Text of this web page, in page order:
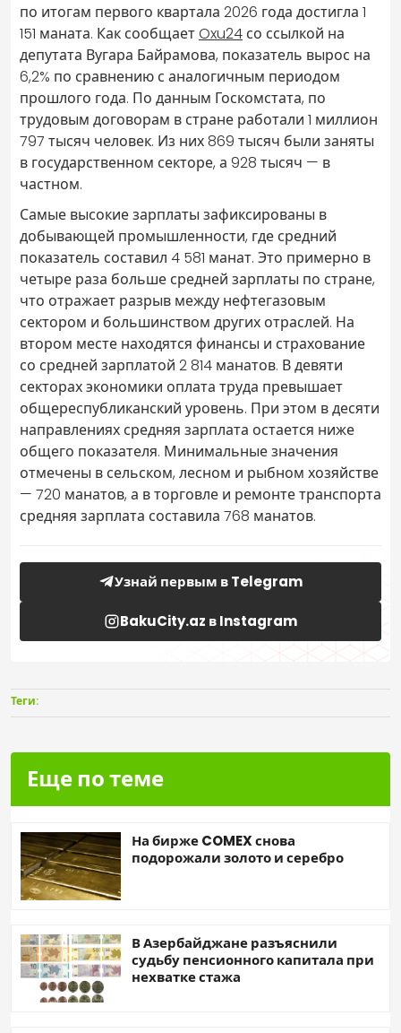
по итогам первого квартала 2026 года достигла 1
151 маната. Как сообщаетOxu24 со ссылкой на
депутата Вугара Байрамова, показатель вырос на
6,2% по сравнению с аналогичным периодом
прошлого года. По данным Госкомстата, по
трудовым договорам в стране работали 1 миллион
797 тысяч человек. Из них 869 тысяч были заняты
в государственном секторе, а 928 тысяч — в
частном.
Самые высокие зарплаты зафиксированы в
добывающей промышленности, где средний
показатель составил 4 581 манат. Это примерно в
четыре раза больше средней зарплаты по стране,
что отражает разрыв между нефтегазовым
сектором и большинством других отраслей. На
втором месте находятся финансы и страхование
со средней зарплатой 2 814 манатов. В девяти
секторах экономики оплата труда превышает
общереспубликанский уровень. При этом в десяти
направлениях средняя зарплата остается ниже
общего показателя. Минимальные значения
отмечены в сельском, лесном и рыбном хозяйстве
— 720 манатов, а в торговле и ремонте транспорта
средняя зарплата составила 768 манатов.
Узнай первым в Telegram
BakuCity.az в Instagram
Теги:
Еще по теме
На бирже COMEX снова
подорожали золото и серебро
В Азербайджане разъяснили
судьбу пенсионного капитала при
нехватке стажа